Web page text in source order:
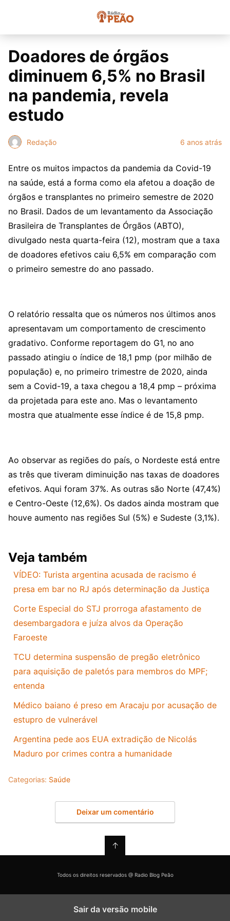
Doadores de órgãos
diminuem 6,5% no Brasil
na pandemia, revela
estudo
Redação 6 anos atrás
Entre os muitos impactos da pandemia da Covid-19
na saúde, está a forma como ela afetou a doação de
órgãos e transplantes no primeiro semestre de 2020
no Brasil. Dados de um levantamento da Associação
Brasileira de Transplantes de Órgãos (ABTO),
divulgado nesta quarta-feira (12), mostram que a taxa
de doadores efetivos caiu 6,5% em comparação com
o primeiro semestre do ano passado.
O relatório ressalta que os números nos últimos anos
apresentavam um comportamento de crescimento
gradativo. Conforme reportagem do G1, no ano
passado atingiu o índice de 18,1 pmp (por milhão de
população) e, no primeiro trimestre de 2020, ainda
sem a Covid-19, a taxa chegou a 18,4 pmp – próxima
da projetada para este ano. Mas o levantamento
mostra que atualmente esse índice é de 15,8 pmp.
Ao observar as regiões do país, o Nordeste está entre
as três que tiveram diminuição nas taxas de doadores
efetivos. Aqui foram 37%. As outras são Norte (47,4%)
e Centro-Oeste (12,6%). Os dados ainda mostram que
houve aumento nas regiões Sul (5%) e Sudeste (3,1%).
Veja também
VÍDEO: Turista argentina acusada de racismo é
presa em bar no RJ após determinação da Justiça
Corte Especial do STJ prorroga afastamento de
desembargadora e juíza alvos da Operação
Faroeste
TCU determina suspensão de pregão eletrônico
para aquisição de paletós para membros do MPF;
entenda
Médico baiano é preso em Aracaju por acusação de
estupro de vulnerável
Argentina pede aos EUA extradição de Nicolás
Maduro por crimes contra a humanidade
Categorias: Saúde
Deixar um comentário
↑
Todos os direitos reservados @ Radio Blog Peão
Sair da versão mobile